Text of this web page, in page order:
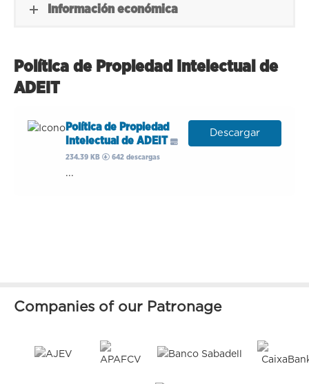
Información económica
Política de Propiedad Intelectual de
ADEIT
Política de Propiedad
Intelectual de ADEIT
234.39 KB 642 descargas
...
Descargar
Companies of our Patronage